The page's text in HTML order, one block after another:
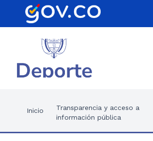
Inicio
Transparencia y acceso a
información pública